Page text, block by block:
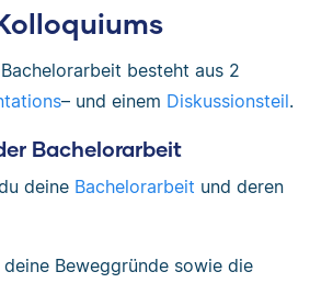
besteht aus 2
– und einem Diskussionsteil.
Bachelorarbeit
deine Bachelorarbeit und deren
Beweggründe sowie die